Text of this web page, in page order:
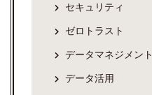
セキュリティ
ゼロトラスト
データマネジメント
データ活用